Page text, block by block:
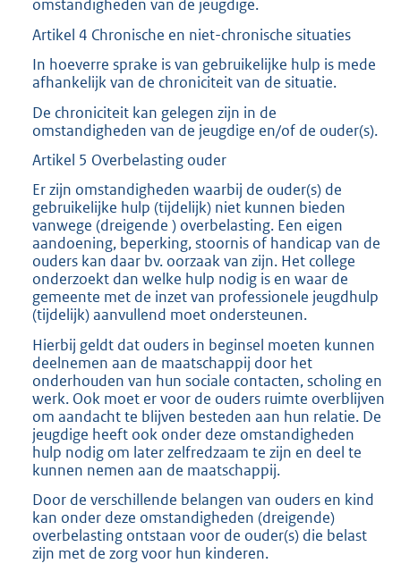
omstandigheden van de jeugdige.
Artikel 4 Chronische en niet-chronische situaties
In hoeverre sprake is van gebruikelijke hulp is mede
afhankelijk van de chroniciteit van de situatie.
De chroniciteit kan gelegen zijn in de
omstandigheden van de jeugdige en/of de ouder(s).
Artikel 5 Overbelasting ouder
Er zijn omstandigheden waarbij de ouder(s) de
gebruikelijke hulp (tijdelijk) niet kunnen bieden
vanwege (dreigende ) overbelasting. Een eigen
aandoening, beperking, stoornis of handicap van de
ouders kan daar bv. oorzaak van zijn. Het college
onderzoekt dan welke hulp nodig is en waar de
gemeente met de inzet van professionele jeugdhulp
(tijdelijk) aanvullend moet ondersteunen.
Hierbij geldt dat ouders in beginsel moeten kunnen
deelnemen aan de maatschappij door het
onderhouden van hun sociale contacten, scholing en
werk. Ook moet er voor de ouders ruimte overblijven
om aandacht te blijven besteden aan hun relatie. De
jeugdige heeft ook onder deze omstandigheden
hulp nodig om later zelfredzaam te zijn en deel te
kunnen nemen aan de maatschappij.
Door de verschillende belangen van ouders en kind
kan onder deze omstandigheden (dreigende)
overbelasting ontstaan voor de ouder(s) die belast
zijn met de zorg voor hun kinderen.